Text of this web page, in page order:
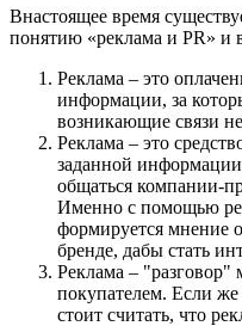
Внастоящее время
понятию «реклама и PR» и
Реклама – это
информации, за
возникающие связи
Реклама – это
заданной
общаться компании-
Именно с помощью
формируется мнение
бренде, дабы стать
Реклама – "разговор"
покупателем. Если же
стоит считать, что